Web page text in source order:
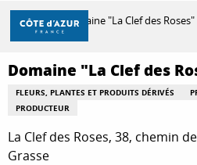
Aller
contenu
principal
DÉCOUVRIR
À FAIRE
Accueil Domaine "La Clef des Roses"
Domaine "La Clef des
FLEURS, PLANTES ET PRODUITS DÉRIVÉS
PRODUCTEUR
La Clef des Roses, 38, chemin
Grasse